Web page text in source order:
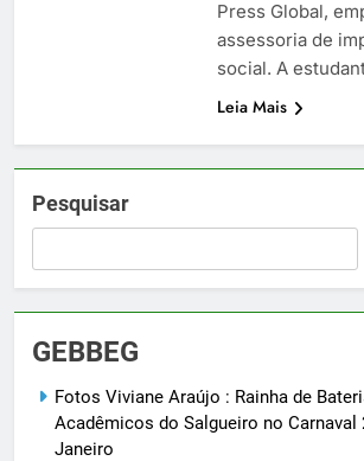
Press Global,
assessoria de
social. A
Leia Mais
Pesquisar
GEBBEG
Fotos Viviane Araújo : Rainha de
Acadêmicos do Salgueiro no Carnaval
Janeiro